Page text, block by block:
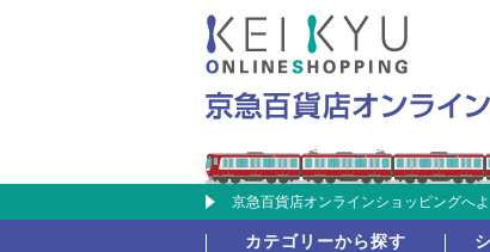
京急百貨店オンラインショッピングへよ
カテゴリーから探す